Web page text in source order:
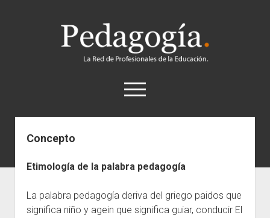
Pedagogía
abrir
el
twitter
Concepto
Entrevistas
Destacados
Concepto
Etimología de la palabra pedagogía
La palabra pedagogía deriva del griego paidos que
significa niño y agein que significa guiar, conducir El